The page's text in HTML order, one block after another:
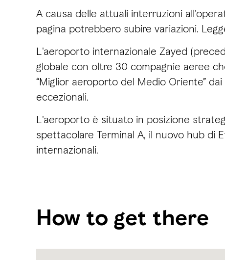
A causa delle attuali interruzioni
pagina potrebbero subire variazioni.
L'aeroporto internazionale Zayed
globale con oltre 30 compagnie aeree
“Miglior aeroporto del Medio Oriente”
eccezionali.
L'aeroporto è situato in posizione
spettacolare Terminal A, il nuovo hub di
internazionali.
How to get there